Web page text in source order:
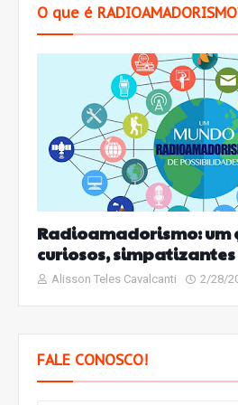
O que é
Radioamadorismo: um
curiosos,
Alisson Teles Cavalcanti 2/28/
FALE CONOSCO!